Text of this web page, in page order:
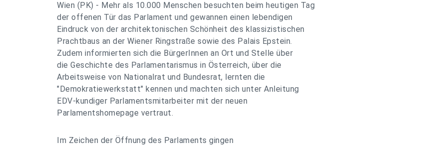
Wien (PK) - Mehr als 10.000 Menschen besuchten beim heutigen Tag
der offenen Tür das Parlament und gewannen einen lebendigen
Eindruck von der architektonischen Schönheit des klassizistischen
Prachtbaus an der Wiener Ringstraße sowie des Palais Epstein.
Zudem informierten sich die BürgerInnen an Ort und Stelle über
die Geschichte des Parlamentarismus in Österreich, über die
Arbeitsweise von Nationalrat und Bundesrat, lernten die
"Demokratiewerkstatt" kennen und machten sich unter Anleitung
EDV-kundiger Parlamentsmitarbeiter mit der neuen
Parlamentshomepage vertraut.
Im Zeichen der Öffnung des Parlaments gingen